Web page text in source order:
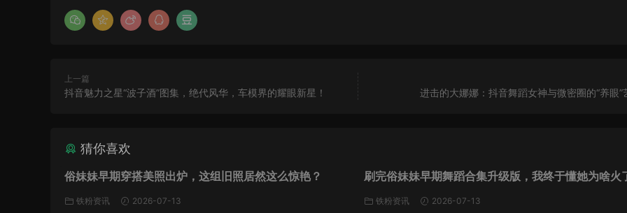
上一篇
抖音魅力之星“波子酒”图集，绝代风华，车模界的耀眼新星！ 进击的大娜娜：抖音舞蹈女神与微密圈的“养眼”
猜你喜欢
俗妹妹早期穿搭美照出炉，这组旧照居然这么惊艳？
铁粉资讯 2026-07-13
刷完俗妹妹早期舞蹈合集升级版，我终于懂她为啥火
铁粉资讯 2026-07-13